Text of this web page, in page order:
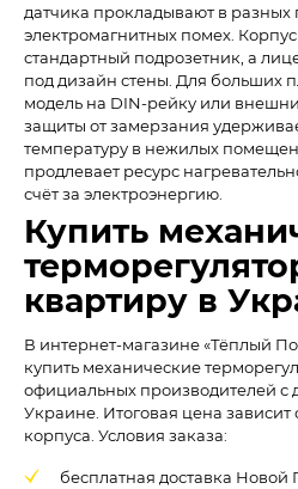
датчика прокладывают в разных
электромагнитных помех.
стандартный подрозетник, а
под дизайн стены. Для больших
модель на DIN-рейку или
защиты от замерзания
температуру в нежилых
продлевает ресурс
счёт за электроэнергию.
Купить
квартиру в
В интернет-магазине «Тёплый
купить механические
официальных производителей с
Украине. Итоговая цена зависит
корпуса. Условия заказа:
бесплатная доставка Новой